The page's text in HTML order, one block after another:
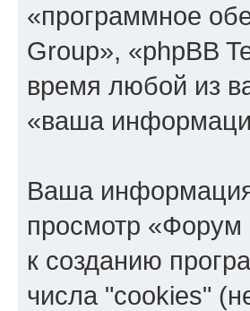
«программное
Group», «phpBB
время любой из
«ваша
Ваша
просмотр «Форум
к созданию
числа "cookies"